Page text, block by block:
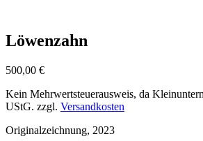
Löwenzahn
500,00 €
Kein Mehrwertsteuerausweis, da
UStG. zzgl. Versandkosten
Originalzeichnung, 2023